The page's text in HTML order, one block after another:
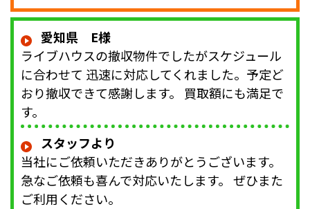
愛知県 E様
ライブハウスの撤収物件でしたがスケジュール
に合わせて 迅速に対応してくれました。予定ど
おり撤収できて感謝します。 買取額にも満足で
す。
スタッフより
当社にご依頼いただきありがとうございます。
急なご依頼も喜んで対応いたします。 ぜひまた
ご利用ください。